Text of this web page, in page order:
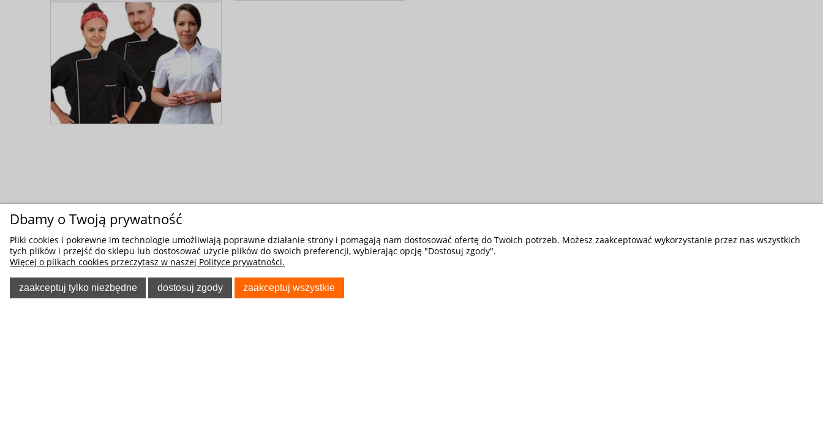
Dbamy o Twoją prywatność
Pliki cookies i pokrewne im technologie umożliwiają poprawne działanie strony i pomagają nam dostosować ofertę do Twoich potrzeb. Możesz zaakceptować wykorzystanie przez nas wszystkich
tych plików i przejść do sklepu lub dostosować użycie plików do swoich preferencji, wybierając opcję "Dostosuj zgody".
Więcej o plikach cookies przeczytasz w naszej Polityce prywatności.
zaakceptuj tylko niezbędne dostosuj zgody zaakceptuj wszystkie